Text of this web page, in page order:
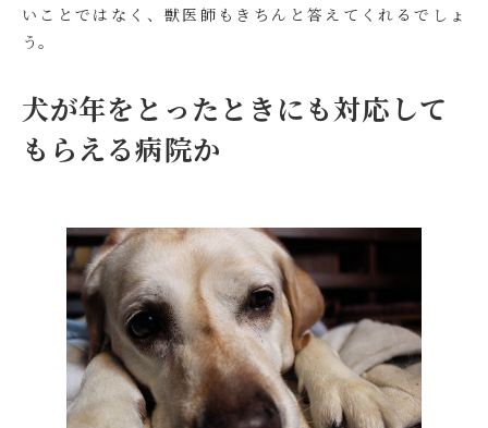
いことではなく、獣医師もきちんと答えてくれるでしょ
う。
犬が年をとったときにも対応して
もらえる病院か